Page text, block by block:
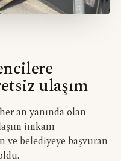
ulaşım
an yanında olan
imkanı
ve belediyeye başvuran